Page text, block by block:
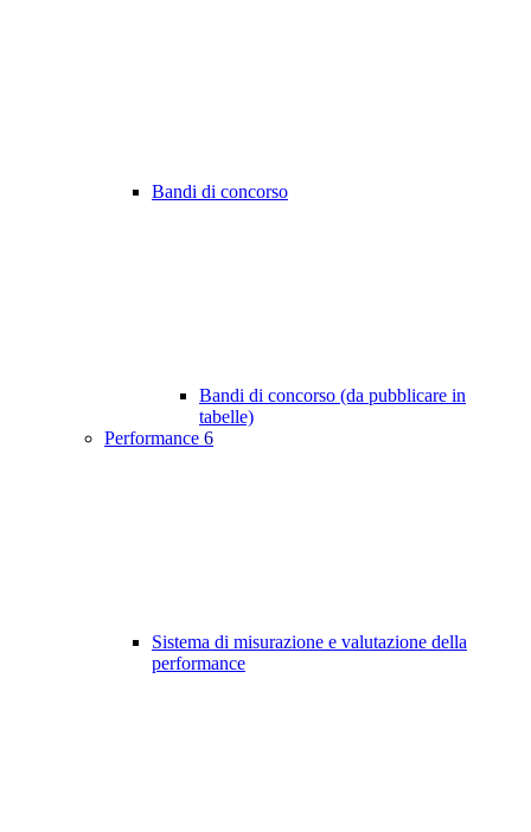
Bandi di concorso
Bandi di concorso (da pubblicare in
tabelle)
Performance 6
Sistema di misurazione e valutazione della
performance